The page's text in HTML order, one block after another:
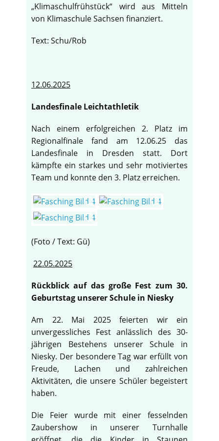
„Klimaschulfrühstück“ wird aus Mitteln
von Klimaschule Sachsen finanziert.
Text: Schu/Rob
12.06.2025
Landesfinale Leichtathletik
Nach einem erfolgreichen 2. Platz im
Regionalfinale fand am 12.06.25 das
Landesfinale in Dresden statt. Dort
kämpfte ein starkes und sehr motiviertes
Team und konnte den 3. Platz erreichen.
(Foto / Text: Gü)
22.05.2025
Rückblick auf das große Fest zum 30.
Geburtstag unserer Schule in Niesky
Am 22. Mai 2025 feierten wir ein
unvergessliches Fest anlässlich des 30-
jährigen Bestehens unserer Schule in
Niesky. Der besondere Tag war erfüllt von
Freude, Lachen und zahlreichen
Aktivitäten, die unsere Schüler begeistert
haben.
Die Feier wurde mit einer fesselnden
Zaubershow in unserer Turnhalle